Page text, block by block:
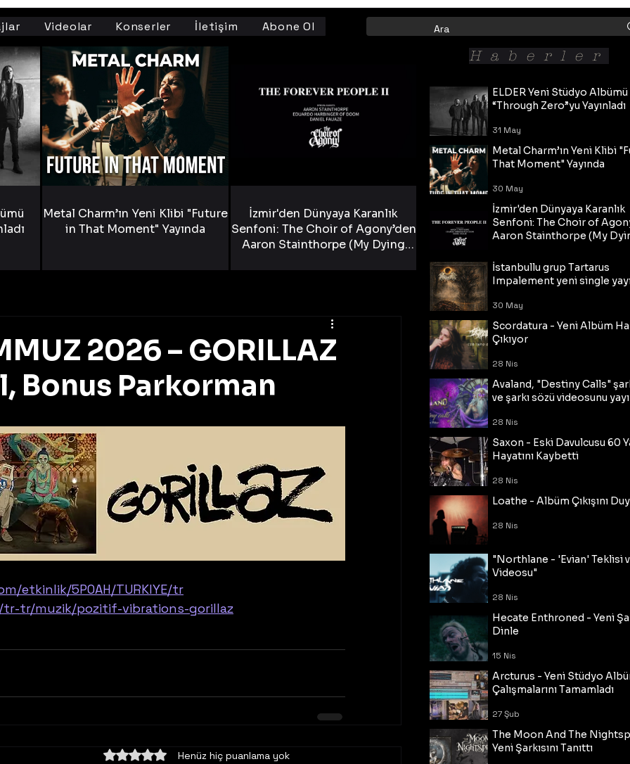
Videolar Konserler İletişim Abone Ol
2026 – GORILLAZ
Bonus Parkorman
etkinlik/5POAH/TURKIYE/tr
tr/muzik/pozitif-vibrations-gorillaz
5 üzerinden 0 yıldızHenüz hiç puanlama yok
Metal Charm’ın Yeni Klibi "Future
in That Moment" Yayında
İzmir'den Dünyaya Karanlık
Senfoni: The Choir of Agony’den
Aaron Stainthorpe (My Dying
ELDER Yeni Stüdyo Albümü
“Through Zero”yu Yayınladı
31 May
Metal Charm’ın Yeni Klibi
That Moment" Yayında
30 May
İzmir'den Dünyaya Karanlık
Senfoni: The Choir of
Aaron Stainthorpe (My
Tekli!
30 May
İstanbullu grup Tartarus
Impalement yeni single
30 May
Scordatura - Yeni Albüm
Çıkıyor
28 Nis
Avaland, "Destiny Calls"
ve şarkı sözü videosunu
28 Nis
Saxon - Eski Davulcusu 60
Hayatını Kaybetti
28 Nis
Loathe - Albüm Çıkışını
28 Nis
"Northlane - 'Evian' Teklisi
Videosu"
28 Nis
Hecate Enthroned - Yeni
Dinle
15 Nis
Arcturus - Yeni Stüdyo
Çalışmalarını Tamamladı
27 Şub
The Moon And The
Yeni Şarkısını Tanıttı
Haberler